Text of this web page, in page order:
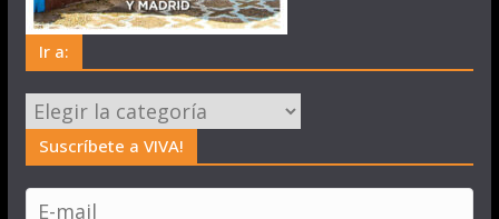
Ir a:
a:
Suscríbete a VIVA!